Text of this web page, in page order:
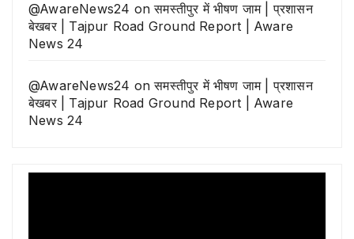
@AwareNews24 onसमस्तीपुर में भीषण जाम | प्रशासन
बेखबर | Tajpur Road Ground Report | Aware
News 24
@AwareNews24 onसमस्तीपुर में भीषण जाम | प्रशासन
बेखबर | Tajpur Road Ground Report | Aware
News 24